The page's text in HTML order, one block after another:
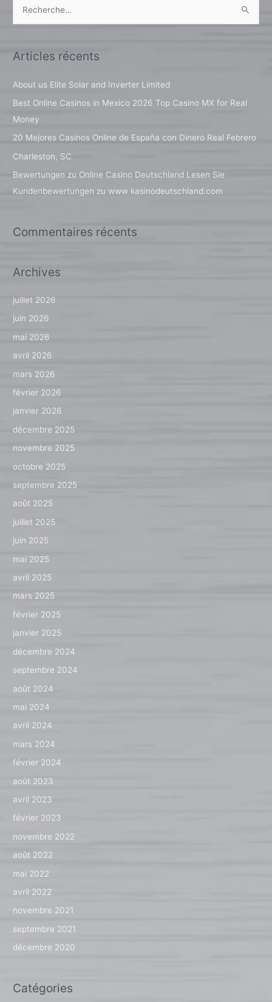
h
e
r
:
Articles récents
About us Elite Solar and Inverter Limited
Best Online Casinos in Mexico 2026 Top Casino MX for Real
Money
20 Mejores Casinos Online de España con Dinero Real Febrero
Charleston, SC
Bewertungen zu Online Casino Deutschland Lesen Sie
Kundenbewertungen zu www kasinodeutschland.com
Commentaires récents
Archives
juillet 2026
juin 2026
mai 2026
avril 2026
mars 2026
février 2026
janvier 2026
décembre 2025
novembre 2025
octobre 2025
septembre 2025
août 2025
juillet 2025
juin 2025
mai 2025
avril 2025
mars 2025
février 2025
janvier 2025
décembre 2024
septembre 2024
août 2024
mai 2024
avril 2024
mars 2024
février 2024
août 2023
avril 2023
février 2023
novembre 2022
août 2022
mai 2022
avril 2022
novembre 2021
septembre 2021
décembre 2020
Catégories